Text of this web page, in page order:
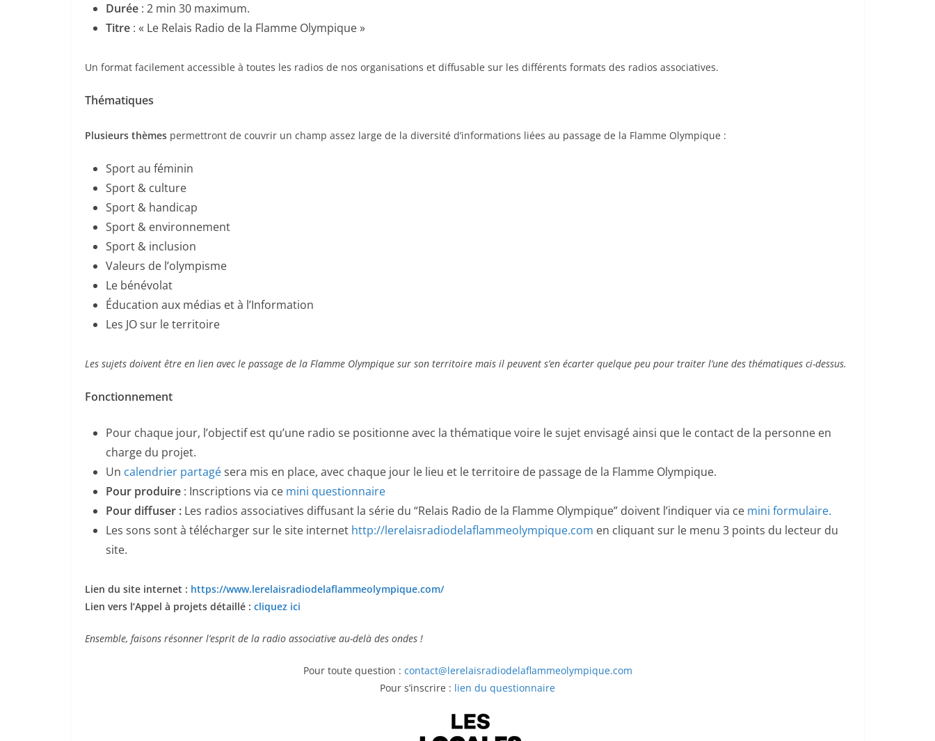
Durée : 2 min 30 maximum.
Titre : « Le Relais Radio de la Flamme Olympique »
Un format facilement accessible à toutes les radios de nos organisations et diffusable sur les différents formats des radios associatives.
Thématiques
Plusieurs thèmes permettront de couvrir un champ assez large de la diversité d’informations liées au passage de la Flamme Olympique :
Sport au féminin
Sport & culture
Sport & handicap
Sport & environnement
Sport & inclusion
Valeurs de l’olympisme
Le bénévolat
Éducation aux médias et à l’Information
Les JO sur le territoire
Les sujets doivent être en lien avec le passage de la Flamme Olympique sur son territoire mais il peuvent s’en écarter quelque peu pour traiter l’une des thématiques ci-dessus.
Fonctionnement
Pour chaque jour, l’objectif est qu’une radio se positionne avec la thématique voire le sujet envisagé ainsi que le contact de la personne en
charge du projet.
Un calendrier partagésera mis en place, avec chaque jour le lieu et le territoire de passage de la Flamme Olympique.
Pour produire : Inscriptions via ce mini questionnaire
Pour diffuser : Les radios associatives diffusant la série du “Relais Radio de la Flamme Olympique” doivent l’indiquer via ce mini formulaire.
Les sons sont à télécharger sur le site internet http://lerelaisradiodelaflammeolympique.com en cliquant sur le menu 3 points du lecteur du
site.
Lien du site internet : https://www.lerelaisradiodelaflammeolympique.com/
Lien vers l’Appel à projets détaillé : cliquez ici
Ensemble, faisons résonner l’esprit de la radio associative au-delà des ondes !
Pour toute question : contact@lerelaisradiodelaflammeolympique.com
Pour s’inscrire : lien du questionnaire